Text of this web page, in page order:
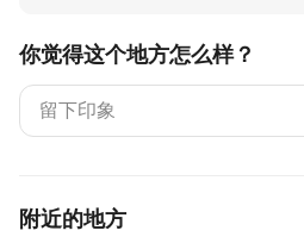
你觉得这个地方怎么样？
附近的地方